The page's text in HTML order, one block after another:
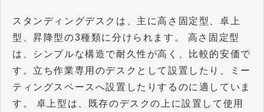
スタンディングデスクは、主に高さ固定型、卓上
型、昇降型の3種類に分けられます。 高さ固定型
は、シンプルな構造で耐久性が高く、比較的安価で
す。立ち作業専用のデスクとして設置したり、ミー
ティングスペースへ設置したりするのに適していま
す。 卓上型は、既存のデスクの上に設置して使用